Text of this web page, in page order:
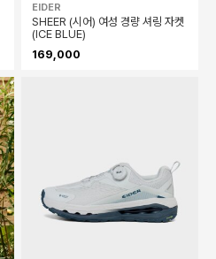
EIDER
SHEER (시어) 여성 경량 셔링 자켓
(ICE BLUE)
169,000